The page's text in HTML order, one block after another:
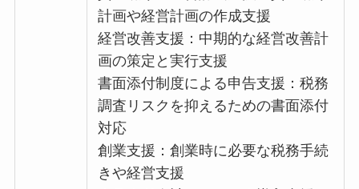
計画や経営計画の作成支援
経営改善支援：中期的な経営改善計
画の策定と実行支援
書面添付制度による申告支援：税務
調査リスクを抑えるための書面添付
対応
創業支援：創業時に必要な税務手続
きや経営支援